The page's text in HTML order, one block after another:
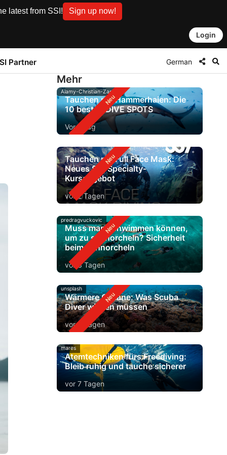
latest from SSI! Sign up now!
Login
Partner German
Mehr
Alamy-Christian-Zappel
Tauchen mit Hammerhaien: Die
10 besten DIVE SPOTS
Vor 1 Tag
Tauchen mit Full Face Mask:
Neues SSI-Specialty-
Kursangebot
vor 2 Tagen
predragvuckovic
Muss man schwimmen können,
um zu schnorcheln? Sicherheit
beim Schnorcheln
vor 3 Tagen
unsplash
Wärmere Ozeane: Was Scuba
Diver wissen müssen
vor 5 Tagen
mares
Atemtechniken fürs Freediving:
Bleib ruhig und tauche sicherer
vor 7 Tagen